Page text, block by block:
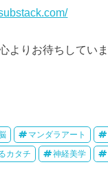
よりお待ちしていま
マンダラアート
カタチ 神経美学